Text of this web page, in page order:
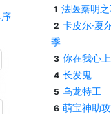
1 法医秦明
2 卡皮尔·夏
季
3 你在我心上
4 长发鬼
5 乌龙特工
6 萌宝神助